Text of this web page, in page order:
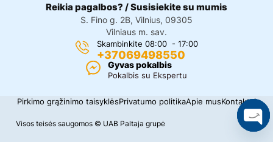
Reikia pagalbos? / Susisiekite su mumis
S. Fino g. 2B, Vilnius, 09305
Vilniaus m. sav.
Skambinkite 08:00 - 17:00
+37069498550
Gyvas pokalbis
Pokalbis su Ekspertu
Visos teisės saugomos © UAB Paltaja grupė
Pirkimo grąžinimo taisyklėsPrivatumo politikaApie musKontaktai